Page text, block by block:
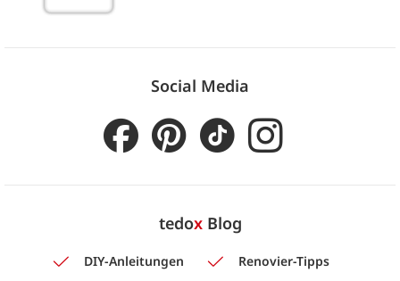
Social Media
tedoxBlog
DIY-Anleitungen
Renovier-Tipps